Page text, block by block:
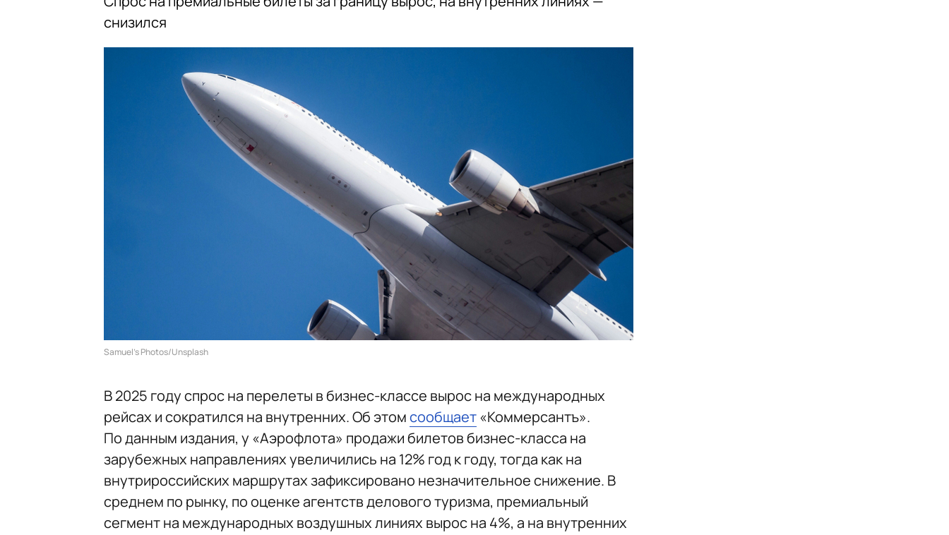
снизился
Samuel’s Photos/Unsplash
В 2025 году спрос на перелеты в бизнес-классе вырос на международных
рейсах и сократился на внутренних. Об этомсообщает«Коммерсантъ».
По данным издания, у «Аэрофлота» продажи билетов бизнес-класса на
зарубежных направлениях увеличились на 12% год к году, тогда как на
внутрироссийских маршрутах зафиксировано незначительное снижение. В
среднем по рынку, по оценке агентств делового туризма, премиальный
сегмент на международных воздушных линиях вырос на 4%, а на внутренних